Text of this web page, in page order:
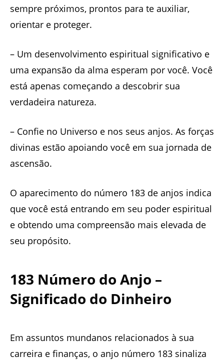
sempre próximos, prontos para te auxiliar,
orientar e proteger.
– Um desenvolvimento espiritual significativo e
uma expansão da alma esperam por você. Você
está apenas começando a descobrir sua
verdadeira natureza.
– Confie no Universo e nos seus anjos. As forças
divinas estão apoiando você em sua jornada de
ascensão.
O aparecimento do número 183 de anjos indica
que você está entrando em seu poder espiritual
e obtendo uma compreensão mais elevada de
seu propósito.
183 Número do Anjo –
Significado do Dinheiro
Em assuntos mundanos relacionados à sua
carreira e finanças, o anjo número 183 sinaliza